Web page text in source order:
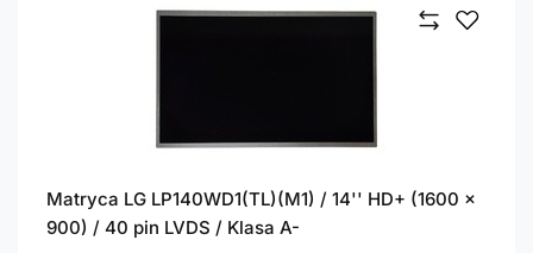
Matryca LG LP140WD1(TL)(M1) / 14'' HD+ (1600 x
900) / 40 pin LVDS / Klasa A-